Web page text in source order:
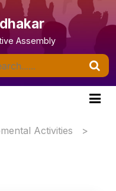
Assembly
Activities
>